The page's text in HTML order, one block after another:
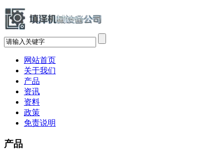
网站首页
关于我们
产品
资讯
资料
政策
免责说明
产品